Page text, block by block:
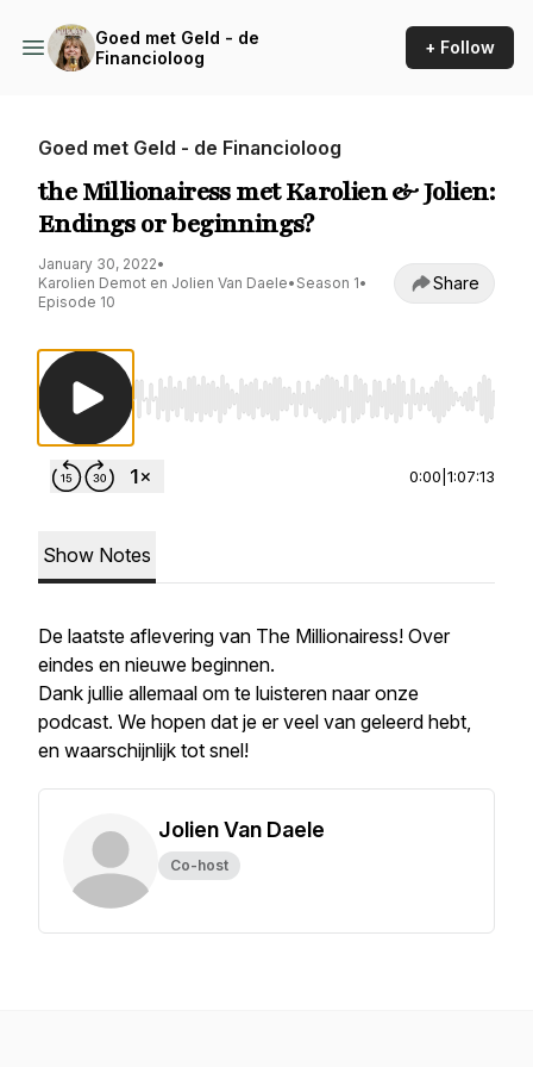
Goed met Geld - de
Financioloog
+ Follow
Goed met Geld - de Financioloog
the Millionairess met Karolien & Jolien:
Endings or beginnings?
January 30, 2022•
Karolien Demot en Jolien Van Daele• Season 1•
Episode 10
Share
Use Left/Right to seek, Home/End to jump
0:00 1:07:13
Show Notes
De laatste aflevering van The Millionairess! Over
eindes en nieuwe beginnen.
Dank jullie allemaal om te luisteren naar onze
podcast. We hopen dat je er veel van geleerd hebt,
en waarschijnlijk tot snel!
Jolien Van Daele
Co-host